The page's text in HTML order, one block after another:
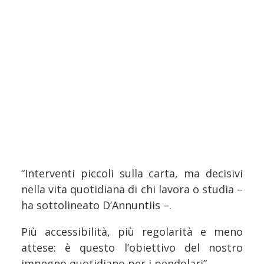
“Interventi piccoli sulla carta, ma decisivi
nella vita quotidiana di chi lavora o studia –
ha sottolineato D’Annuntiis –.
Più accessibilità, più regolarità e meno
attese: è questo l’obiettivo del nostro